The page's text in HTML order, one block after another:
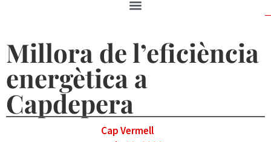
Millora de l’eficiència
energètica a
Capdepera
Cap Vermell